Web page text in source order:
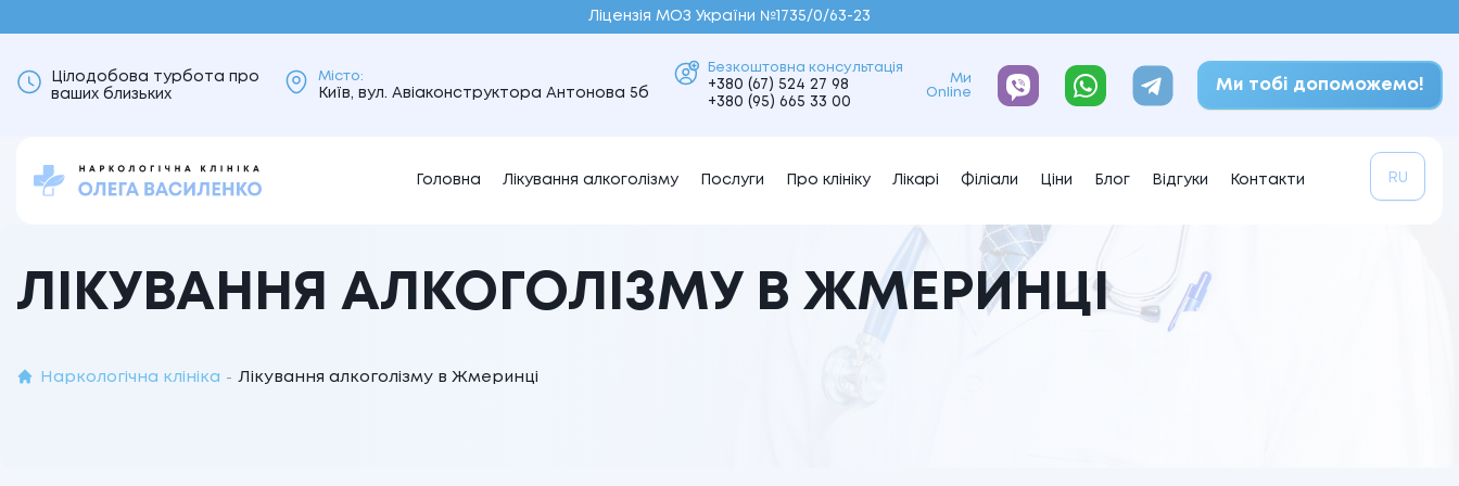
Ліцензія МОЗ України №1735/0/63-23
Цілодобова турбота про
ваших близьких
Місто:
Київ, вул. Авіаконструктора Антонова 5б
Безкоштовна консультація
+380 (67) 524 27 98
+380 (95) 665 33 00
Ми
Online
Ми тобі допоможемо!
Головна Лікування алкоголізму Послуги Про клініку Лікарі Філіали Ціни Блог Відгуки Контакти RU
ЛІКУВАННЯ АЛКОГОЛІЗМУ В ЖМЕРИНЦІ
Наркологічна клініка - Лікування алкоголізму в Жмеринці